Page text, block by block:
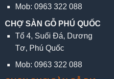
Mob: 0963 322 088
CHỢ SÀN GỖ PHÚ QUỐC
Tổ 4, Suối Đá, Dương
Tơ, Phú Quốc
Mob: 0963 322 088